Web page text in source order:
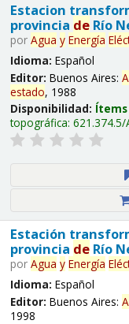
Estacion
provincia deRío
por Agua y Energía
Idioma: Español
Editor: Buenos Aires:
estado, 1988
Disponibilidad:
topográfica: 621.374.5/
Estación
provincia deRío
por Agua y Energía
Idioma: Español
Editor: Buenos Aires:
1998